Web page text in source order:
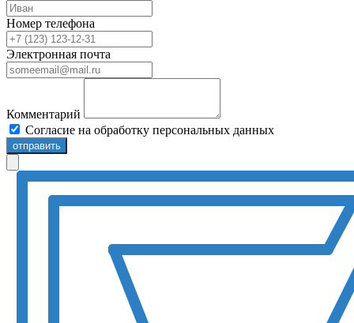
Номер телефона
Электронная почта
Комментарий
Согласие на обработку персональных данных
отправить